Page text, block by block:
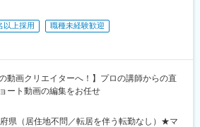
以上採用
職種未経験歓迎
動画クリエイターへ！】プロの講師からの直
ート動画の編集をお任せ
県（居住地不問／転居を伴う転勤なし）★マ